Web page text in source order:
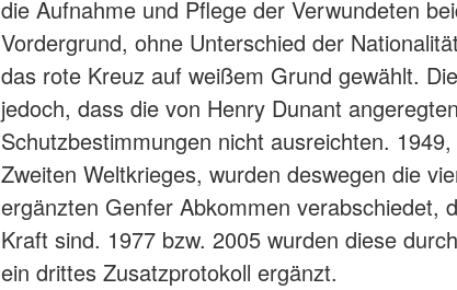
die Aufnahme und Pflege der Verwundeten
Vordergrund, ohne Unterschied der
das rote Kreuz auf weißem Grund gewählt.
jedoch, dass die von Henry Dunant
Schutzbestimmungen nicht ausreichten.
Zweiten Weltkrieges, wurden deswegen die
ergänzten Genfer Abkommen verabschiedet,
Kraft sind. 1977 bzw. 2005 wurden diese
ein drittes Zusatzprotokoll ergänzt.